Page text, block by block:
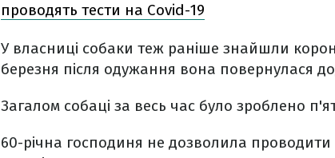
проводять тести на Covid-19
У власниці собаки теж раніше знайшли
березня після одужання вона повернулася
Загалом собаці за весь час було зроблено
60-річна господиня не дозволила